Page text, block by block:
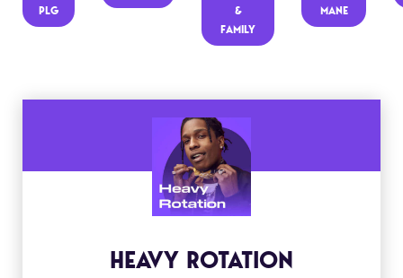
PLG
&
FAMILY
MANE
HEAVY ROTATION